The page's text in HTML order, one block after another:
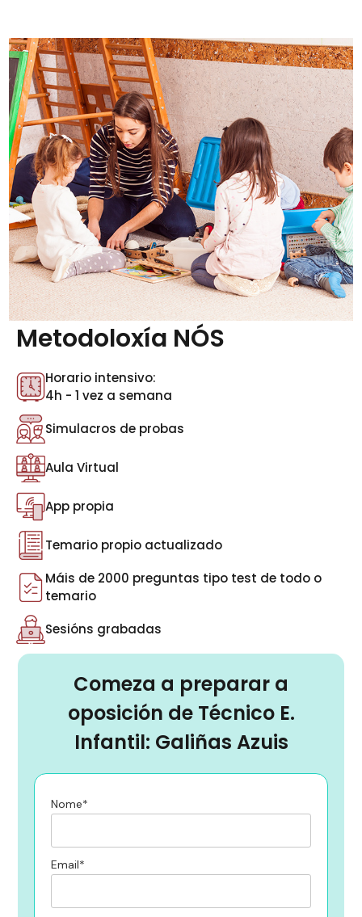
Metodoloxía NÓS
Horario intensivo:
4h - 1 vez a semana
Simulacros de probas
Aula Virtual
App propia
Temario propio actualizado
Máis de 2000 preguntas tipo test de todo o
temario
Sesións grabadas
Comeza a preparar a
oposición de Técnico E.
Infantil: Galiñas Azuis
Nome*
Email*